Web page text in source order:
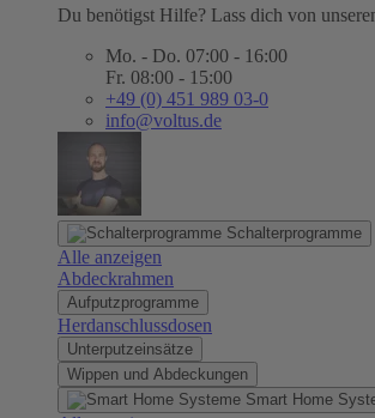
Du benötigst Hilfe? Lass dich von
Mo. - Do. 07:00 - 16:00
Fr. 08:00 - 15:00
+49 (0) 451 989 03-0
info@voltus.de
Schalterprogramme
Alle anzeigen
Abdeckrahmen
Aufputzprogramme
Herdanschlussdosen
Unterputzeinsätze
Wippen und Abdeckungen
Smart Home